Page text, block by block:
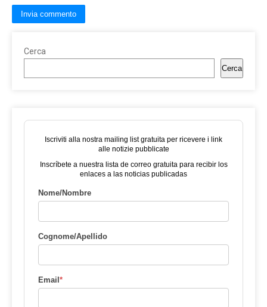
Cerca
Cerca
Iscriviti alla nostra mailing list gratuita per ricevere i link
alle notizie pubblicate
Inscríbete a nuestra lista de correo gratuita para recibir los
enlaces a las noticias publicadas
Nome/Nombre
Cognome/Apellido
Email*